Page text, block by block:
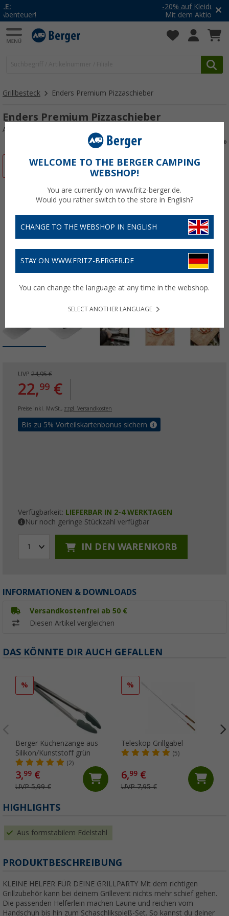
-20% auf Kleidung und Schuhe
Grillbesteck Enders Premium Pizzaschieber
Enders Premium Pizzaschieber
Art.-Nr.: 197281
UVP 24,95 €
22,99 €
Preise inkl. MwSt., zzgl. Versandkosten
Bis zu 5% Vorteilskartenbonus sichern
Verfügbarkeit: LIEFERBAR IN 2-4 WERKTAGEN
Nur noch geringe Stückzahl verfügbar
1 IN DEN WARENKORB
INFORMATIONEN & DOWNLOADS
Versandkostenfrei ab 50 €
Diesen Artikel vergleichen
DAS KÖNNTE DIR AUCH GEFALLEN
%
Berger Küchenzange aus
Silikon/Kunststoff grün
(2)
3,99 €
UVP 5,99 €
%
Teleskop Grillgabel
(5)
6,99€
UVP 7,95 €
HIGHLIGHTS
Aus formstabilem Edelstahl
PRODUKTBESCHREIBUNG
KLEINE HELFER FÜR DEINE GRILLPARTY Mit dem richtigen
Grillzubehör kann bei deinem Grillevent nichts mehr schief gehen.
Die passenden Helferlein machen Laune und reichen vom
Handschuh bis hin zum Schaschlikspieß-Set. So kannst du deiner
WELCOME TO THE BERGER CAMPING
WEBSHOP!
You are currently on www.fritz-berger.de.
Would you rather switch to the store in English?
CHANGE TO THE WEBSHOP IN ENGLISH
STAY ON WWW.FRITZ-BERGER.DE
You can change the language at any time in the webshop.
SELECT ANOTHER LANGUAGE